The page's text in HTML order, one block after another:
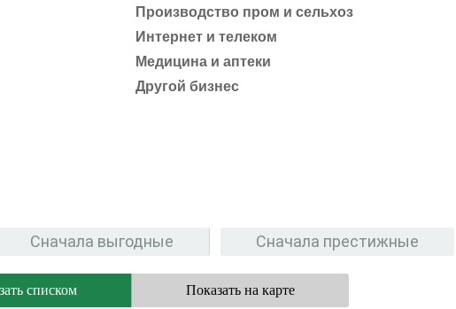
Производство пром и сельхоз
Интернет и телеком
Медицина и аптеки
Другой бизнес
Сначала выгодные Сначала престижные
списком Показать на карте